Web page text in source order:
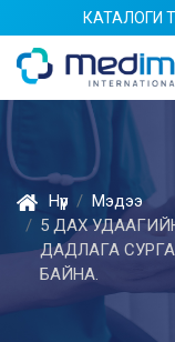
КАТАЛОГИ
Нүүр
Мэдээ
5 ДАХ
ДАДЛАГА
БАЙНА.